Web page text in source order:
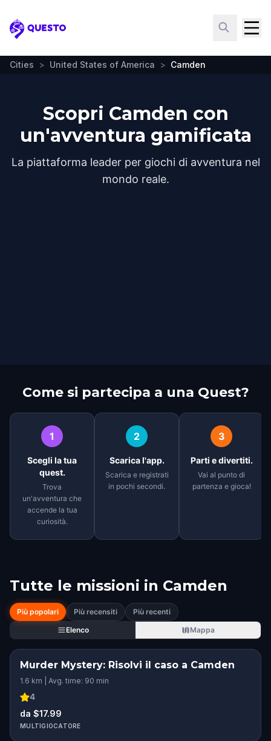
Questo
Cities > United States of America > Camden
Scopri Camden con
un'avventura gamificata
La piattaforma leader per giochi di avventura nel
mondo reale.
Come si partecipa a una Quest?
1
Scegli la tua
quest.
Trova
un'avventura che
accende la tua
curiosità.
2
Scarica l'app.
Scarica e registrati
in pochi secondi.
3
Parti e divertiti.
Vai al punto di
partenza e gioca!
Tutte le missioni in Camden
Più popolari Più recensiti
Più recenti
Elenco
Mappa
Murder Mystery: Risolvi il caso a Camden
1.6 km | Avg. time: 90 min
4
da $17.99
MULTIGIOCATORE